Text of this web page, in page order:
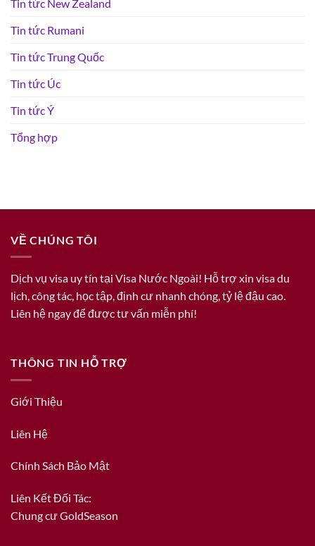
Tin tức New Zealand
Tin tức Rumani
Tin tức Trung Quốc
Tin tức Úc
Tin tức Ý
Tổng hợp
VỀ CHÚNG TÔI
Dịch vụ visa uy tín tại Visa Nước Ngoài! Hỗ trợ xin visa du
lịch, công tác, học tập, định cư nhanh chóng, tỷ lệ đậu cao.
Liên hệ ngay để được tư vấn miễn phí!
THÔNG TIN HỖ TRỢ
Giới Thiệu
Liên Hệ
Chính Sách Bảo Mật
Liên Kết Đối Tác:
Chung cư GoldSeason